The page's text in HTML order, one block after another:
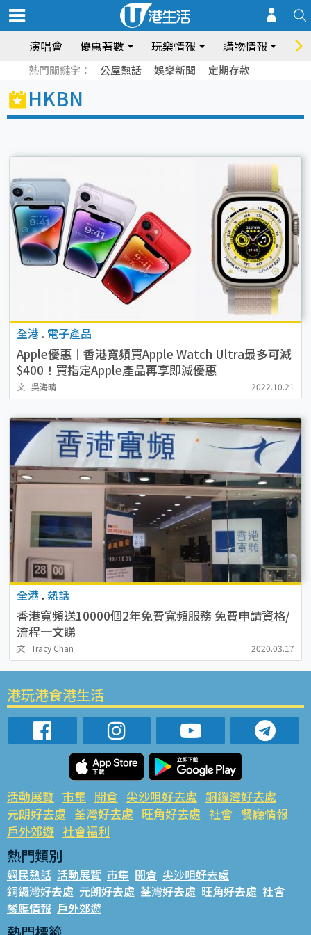
演唱會 優惠著數 玩樂情報 購物情報 飲
熱門關鍵字： 公屋熱話 娛樂新聞 定期存款
HKBN
全港 . 電子產品
Apple優惠｜香港寬頻買Apple Watch Ultra最多可減
$400！買指定Apple產品再享即減優惠
文 : 吳海晴 2022.10.21
全港 . 熱話
香港寬頻送10000個2年免費寬頻服務 免費申請資格/
流程一文睇
文 : Tracy Chan 2020.03.17
港玩港食港生活
活動展覽 市集 開倉 尖沙咀好去處 銅鑼灣好去處
元朗好去處 荃灣好去處 旺角好去處 社會 餐廳情報
戶外郊遊 社會福利
熱門類別
網民熱話 活動展覽 市集 開倉 尖沙咀好去處
銅鑼灣好去處 元朗好去處 荃灣好去處 旺角好去處 社會
餐廳情報 戶外郊遊